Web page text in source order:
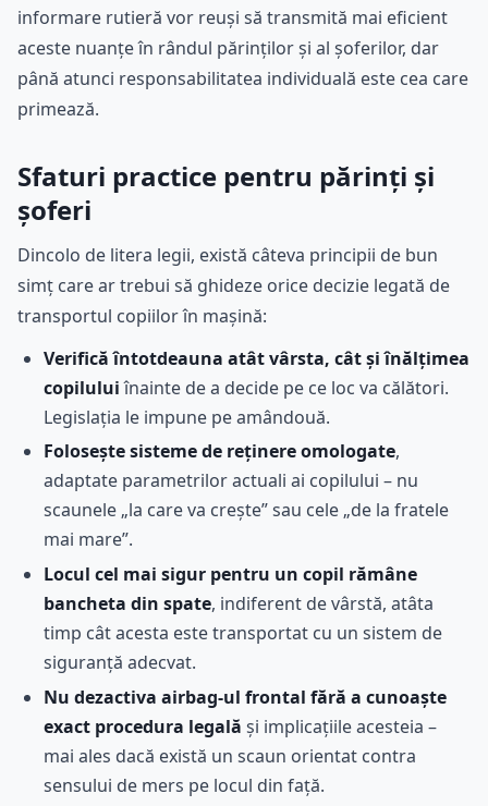
informare rutieră vor reuși să transmită mai eficient
aceste nuanțe în rândul părinților și al șoferilor, dar
până atunci responsabilitatea individuală este cea care
primează.
Sfaturi practice pentru părinți și
șoferi
Dincolo de litera legii, există câteva principii de bun
simț care ar trebui să ghideze orice decizie legată de
transportul copiilor în mașină:
Verifică întotdeauna atât vârsta, cât și înălțimea
copiluluiînainte de a decide pe ce loc va călători.
Legislația le impune pe amândouă.
Folosește sisteme de reținere omologate,
adaptate parametrilor actuali ai copilului – nu
scaunele „la care va crește” sau cele „de la fratele
mai mare”.
Locul cel mai sigur pentru un copil rămâne
bancheta din spate, indiferent de vârstă, atâta
timp cât acesta este transportat cu un sistem de
siguranță adecvat.
Nu dezactiva airbag-ul frontal fără a cunoaște
exact procedura legală și implicațiile acesteia –
mai ales dacă există un scaun orientat contra
sensului de mers pe locul din față.